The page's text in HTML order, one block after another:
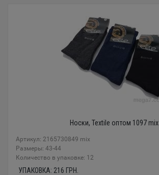
Носки, Textile оптом 1097 mix
Артикул: 2165730849 mix
Размеры: 43-44
Количество в упаковке: 12
УПАКОВКА: 216 ГРН.